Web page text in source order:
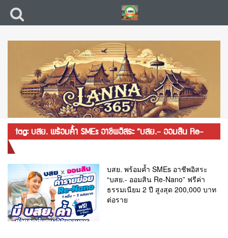
tag: บสย. พร้อมค้ำ SMEs อาชีพอิสระ “บสย.- ออมสิน Re-
บสย. พร้อมค้ำ SMEs อาชีพอิสระ
“บสย.- ออมสิน Re-Nano” ฟรีค่า
ธรรมเนียม 2 ปี สูงสุด 200,000 บาท
ต่อราย